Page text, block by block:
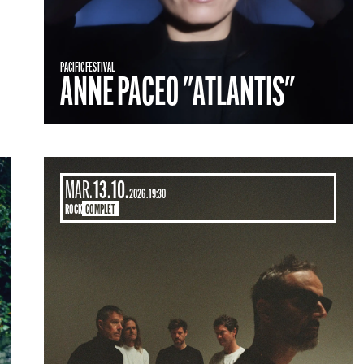
PACIFIC FESTIVAL
ANNE PACEO "ATLANTIS"
MARDI
MAR.13.OCTOBRE
10.2026 19:30
ROCK COMPLET